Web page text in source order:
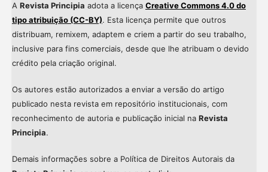
A Revista Principia adota a licença Creative Commons 4.0 do
tipo atribuição (CC-BY). Esta licença permite que outros
distribuam, remixem, adaptem e criem a partir do seu trabalho,
inclusive para fins comerciais, desde que lhe atribuam o devido
crédito pela criação original.
Os autores estão autorizados a enviar a versão do artigo
publicado nesta revista em repositório institucionais, com
reconhecimento de autoria e publicação inicial na Revista
Principia.
Demais informações sobre a Política de Direitos Autorais da